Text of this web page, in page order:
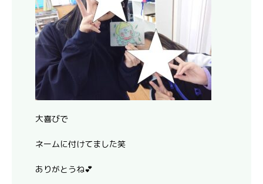
大喜びで
ネームに付けてました笑
ありがとうね💕